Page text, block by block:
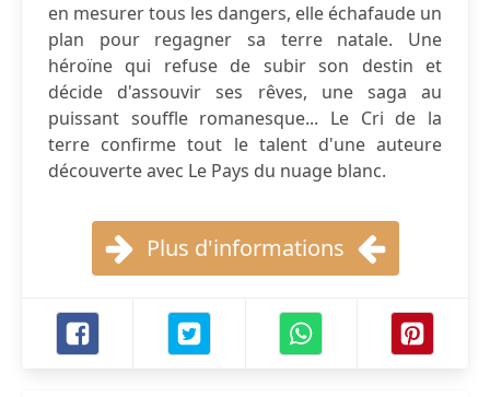
en mesurer tous les dangers, elle échafaude un
plan pour regagner sa terre natale. Une
héroïne qui refuse de subir son destin et
décide d'assouvir ses rêves, une saga au
puissant souffle romanesque... Le Cri de la
terre confirme tout le talent d'une auteure
découverte avec Le Pays du nuage blanc.
Plus d'informations